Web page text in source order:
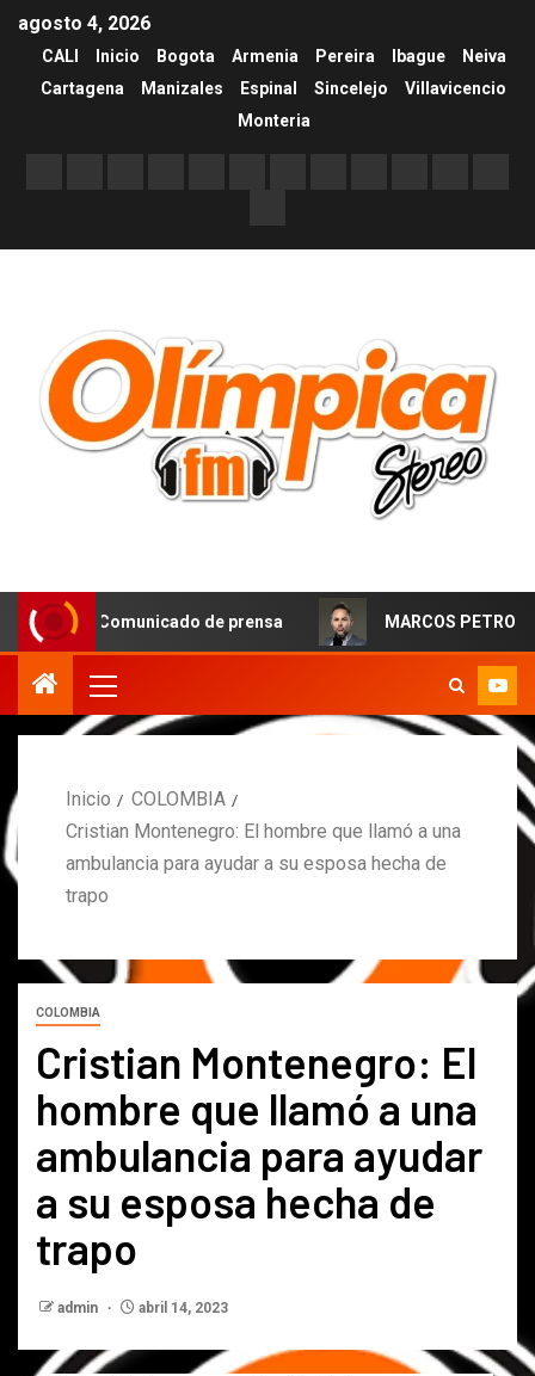
agosto 4, 2026
CALI Inicio Bogota Armenia Pereira Ibague
Neiva
Cartagena
Manizales Espinal Sincelejo
Villavicencio
Monteria
de prensa MARCOS PETRO ACLARA
Inicio
COLOMBIA
Cristian Montenegro: El hombre que llamó a una
ambulancia para ayudar a su esposa hecha de
trapo
COLOMBIA
Cristian Montenegro: El
hombre que llamó a una
ambulancia para ayudar
a su esposa hecha de
trapo
admin abril 14, 2023